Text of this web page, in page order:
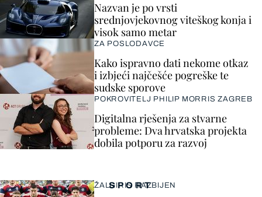
SPORT
ŽALGIRIS RAZBIJEN
Nazvan je po vrsti
srednjovjekovnog viteškog konja i
visok samo metar
ZA POSLODAVCE
Kako ispravno dati nekome otkaz
i izbjeći najčešće pogreške te
sudske sporove
POKROVITELJ PHILIP MORRIS ZAGREB
Digitalna rješenja za stvarne
probleme: Dva hrvatska projekta
dobila potporu za razvoj